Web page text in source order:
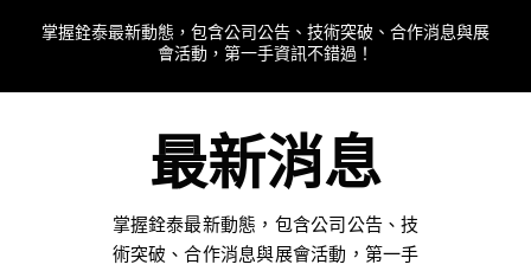
掌握銓泰最新動態，包含公司公告、技術突破、合作消息與展
會活動，第一手資訊不錯過！
最新消息
掌握銓泰最新動態，包含公司公告、技
術突破、合作消息與展會活動，第一手